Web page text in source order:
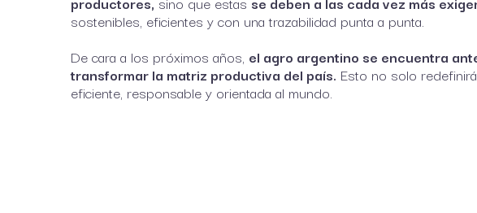
sostenibles, eficientes y con una trazabilidad punta a punta.
De cara a los próximos años, el agro argentino se encuentra
transformar la matriz productiva del país. Esto no solo
eficiente, responsable y orientada al mundo.